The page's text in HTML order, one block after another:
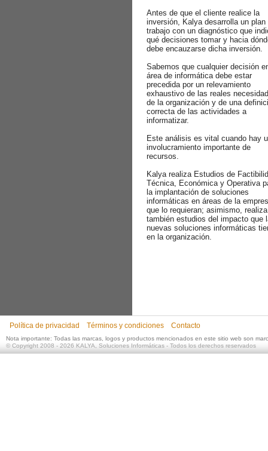
Antes de que el cliente realice la
inversión, Kalya desarrolla un plan
trabajo con un diagnóstico que
qué decisiones tomar y hacia
debe encauzarse dicha inversión.
Sabemos que cualquier decisión
área de informática debe estar
precedida por un relevamiento
exhaustivo de las reales
de la organización y de una
correcta de las actividades a
informatizar.
Este análisis es vital cuando hay
involucramiento importante de
recursos.
Kalya realiza Estudios de
Técnica, Económica y Operativa
la implantación de soluciones
informáticas en áreas de la
que lo requieran; asimismo, realiza
también estudios del impacto que
nuevas soluciones informáticas
en la organización.
Política de privacidad Términos y condiciones Contacto
Nota importante: Todas las marcas, logos y productos mencionados en este sitio web son
©Copyright 2008 - 2026 KALYA, Soluciones Informáticas- Todos los derechos reservados